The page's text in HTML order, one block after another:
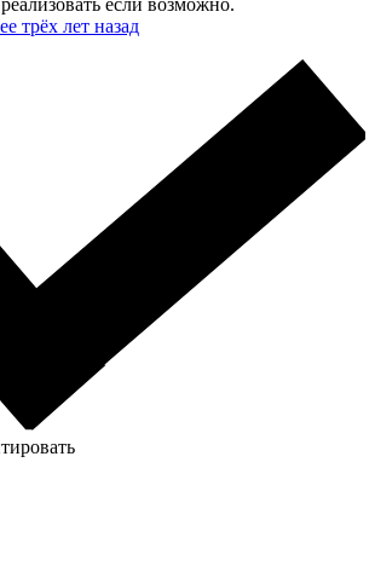
если возможно.
трёх лет назад